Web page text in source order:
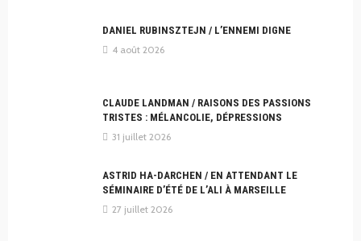
DANIEL RUBINSZTEJN / L’ENNEMI DIGNE
4 août 2026
CLAUDE LANDMAN / RAISONS DES PASSIONS
TRISTES : MÉLANCOLIE, DÉPRESSIONS
31 juillet 2026
ASTRID HA-DARCHEN / EN ATTENDANT LE
SÉMINAIRE D’ÉTÉ DE L’ALI À MARSEILLE
27 juillet 2026